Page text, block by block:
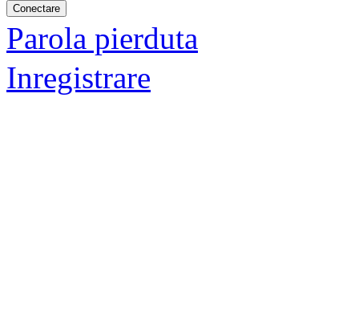
Parola pierduta
Inregistrare